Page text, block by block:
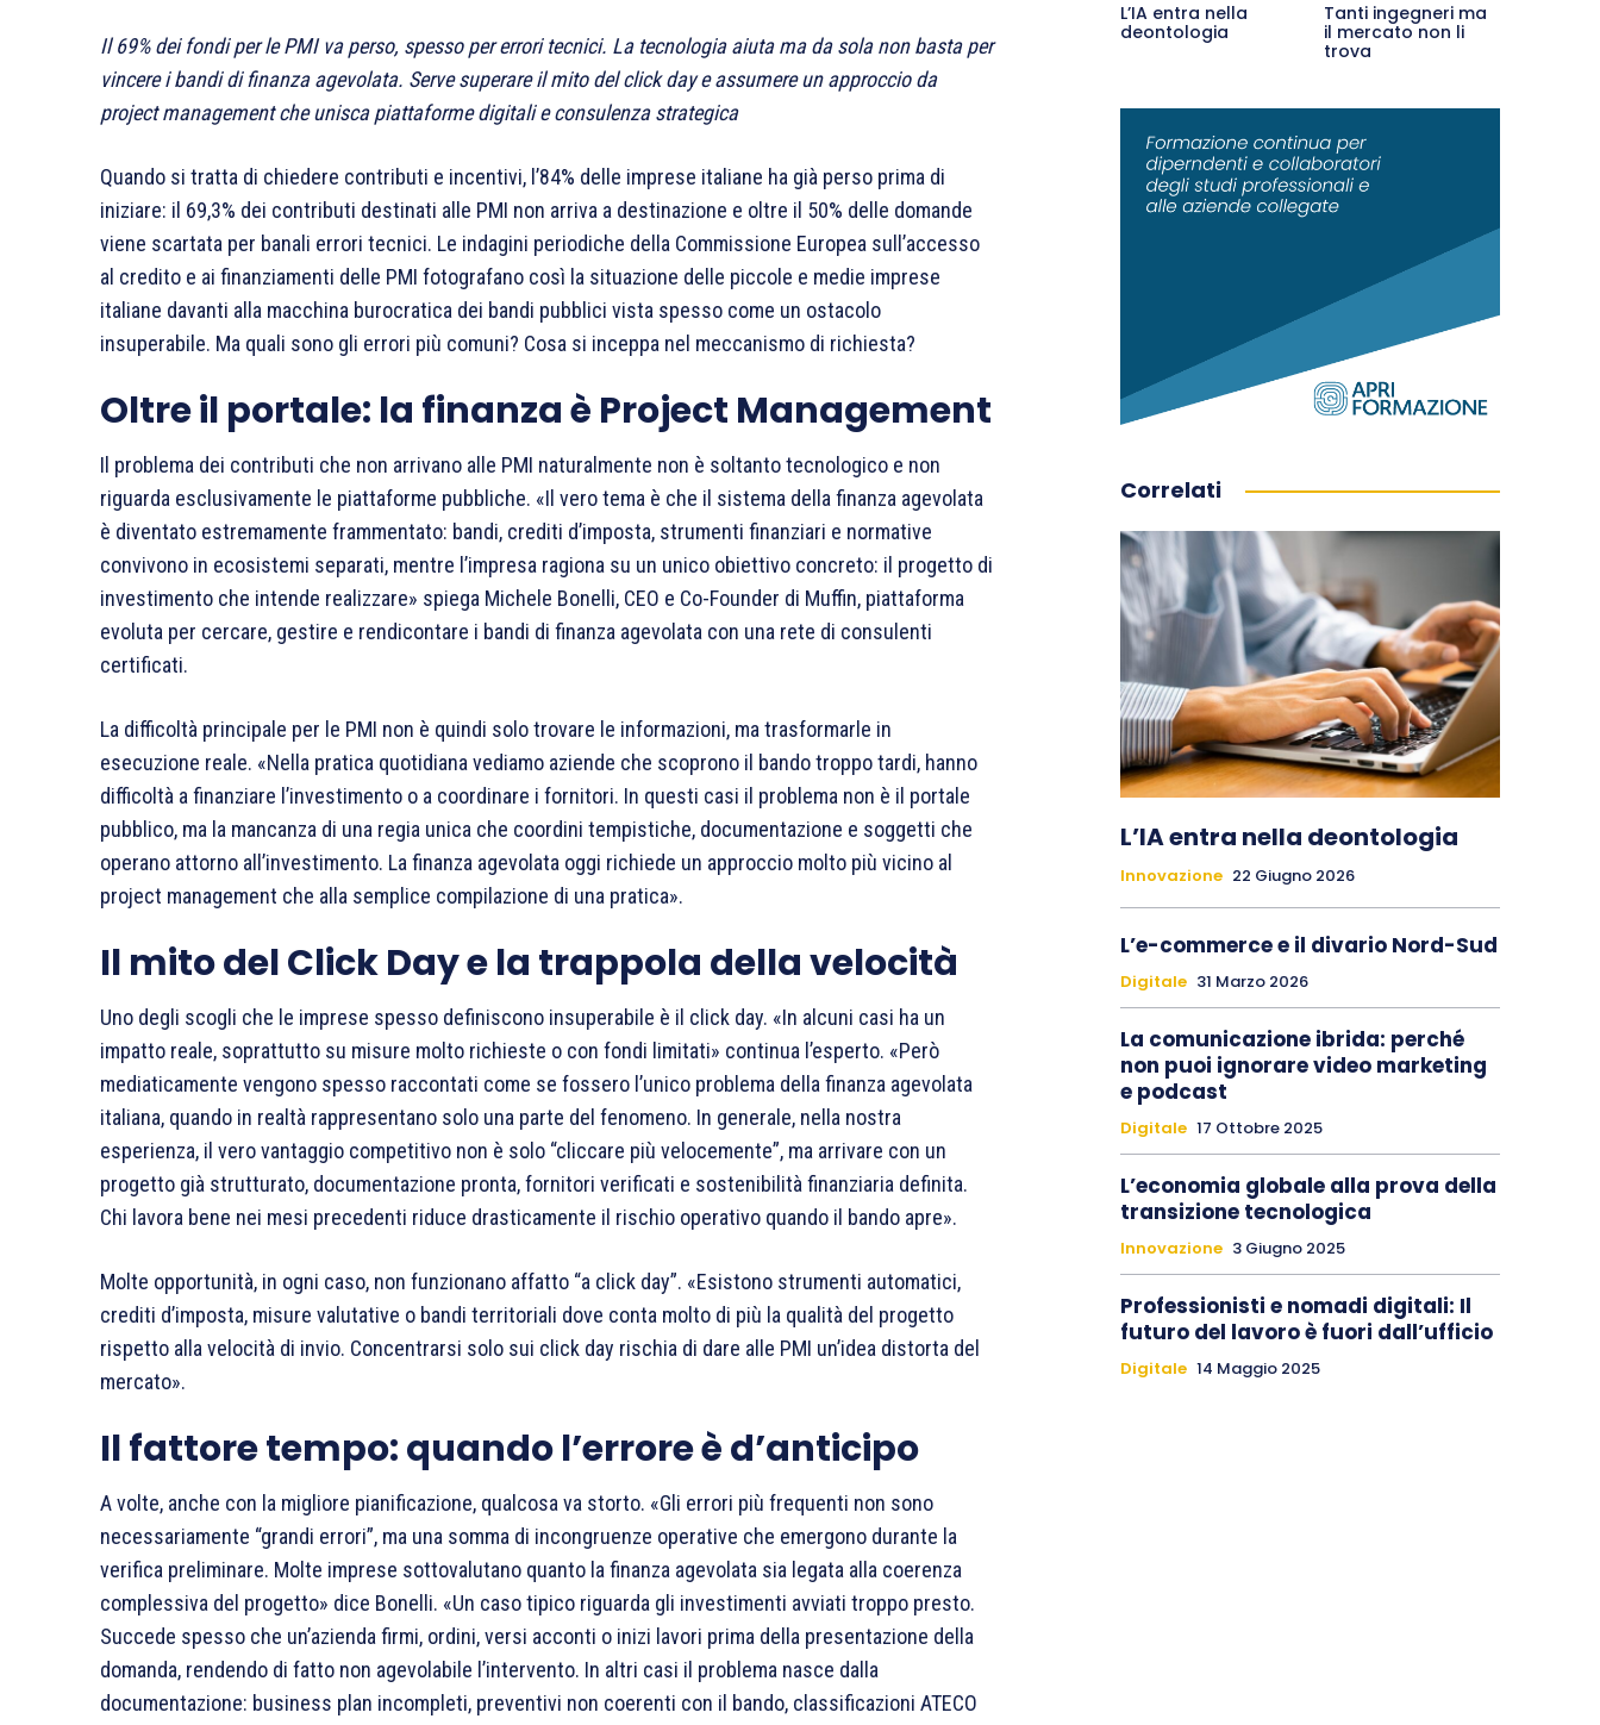
Il 69% dei fondi per le PMI va perso, spesso per errori tecnici. La tecnologia aiuta ma da sola non basta per
vincere i bandi di finanza agevolata. Serve superare il mito del click day e assumere un approccio da
project management che unisca piattaforme digitali e consulenza strategica
Quando si tratta di chiedere contributi e incentivi, l’84% delle imprese italiane ha già perso prima di
iniziare: il 69,3% dei contributi destinati alle PMI non arriva a destinazione e oltre il 50% delle domande
viene scartata per banali errori tecnici. Le indagini periodiche della Commissione Europea sull’accesso
al credito e ai finanziamenti delle PMI fotografano così la situazione delle piccole e medie imprese
italiane davanti alla macchina burocratica dei bandi pubblici vista spesso come un ostacolo
insuperabile. Ma quali sono gli errori più comuni? Cosa si inceppa nel meccanismo di richiesta?
Oltre il portale: la finanza è Project Management
Il problema dei contributi che non arrivano alle PMI naturalmente non è soltanto tecnologico e non
riguarda esclusivamente le piattaforme pubbliche. «Il vero tema è che il sistema della finanza agevolata
è diventato estremamente frammentato: bandi, crediti d’imposta, strumenti finanziari e normative
convivono in ecosistemi separati, mentre l’impresa ragiona su un unico obiettivo concreto: il progetto di
investimento che intende realizzare» spiega Michele Bonelli, CEO e Co-Founder di Muffin, piattaforma
evoluta per cercare, gestire e rendicontare i bandi di finanza agevolata con una rete di consulenti
certificati.
La difficoltà principale per le PMI non è quindi solo trovare le informazioni, ma trasformarle in
esecuzione reale. «Nella pratica quotidiana vediamo aziende che scoprono il bando troppo tardi, hanno
difficoltà a finanziare l’investimento o a coordinare i fornitori. In questi casi il problema non è il portale
pubblico, ma la mancanza di una regia unica che coordini tempistiche, documentazione e soggetti che
operano attorno all’investimento. La finanza agevolata oggi richiede un approccio molto più vicino al
project management che alla semplice compilazione di una pratica».
Il mito del Click Day e la trappola della velocità
Uno degli scogli che le imprese spesso definiscono insuperabile è il click day. «In alcuni casi ha un
impatto reale, soprattutto su misure molto richieste o con fondi limitati» continua l’esperto. «Però
mediaticamente vengono spesso raccontati come se fossero l’unico problema della finanza agevolata
italiana, quando in realtà rappresentano solo una parte del fenomeno. In generale, nella nostra
esperienza, il vero vantaggio competitivo non è solo “cliccare più velocemente”, ma arrivare con un
progetto già strutturato, documentazione pronta, fornitori verificati e sostenibilità finanziaria definita.
Chi lavora bene nei mesi precedenti riduce drasticamente il rischio operativo quando il bando apre».
Molte opportunità, in ogni caso, non funzionano affatto “a click day”. «Esistono strumenti automatici,
crediti d’imposta, misure valutative o bandi territoriali dove conta molto di più la qualità del progetto
rispetto alla velocità di invio. Concentrarsi solo sui click day rischia di dare alle PMI un’idea distorta del
mercato».
Il fattore tempo: quando l’errore è d’anticipo
A volte, anche con la migliore pianificazione, qualcosa va storto. «Gli errori più frequenti non sono
necessariamente “grandi errori”, ma una somma di incongruenze operative che emergono durante la
verifica preliminare. Molte imprese sottovalutano quanto la finanza agevolata sia legata alla coerenza
complessiva del progetto» dice Bonelli. «Un caso tipico riguarda gli investimenti avviati troppo presto.
Succede spesso che un’azienda firmi, ordini, versi acconti o inizi lavori prima della presentazione della
domanda, rendendo di fatto non agevolabile l’intervento. In altri casi il problema nasce dalla
documentazione: business plan incompleti, preventivi non coerenti con il bando, classificazioni ATECO
L’IA entra nella
deontologia
Tanti ingegneri ma
il mercato non li
trova
Correlati
L’IA entra nella deontologia
Innovazione 22 Giugno 2026
L’e-commerce e il divario Nord-Sud
Digitale 31 Marzo 2026
La comunicazione ibrida: perché
non puoi ignorare video marketing
e podcast
Digitale 17 Ottobre 2025
L’economia globale alla prova della
transizione tecnologica
Innovazione 3 Giugno 2025
Professionisti e nomadi digitali: Il
futuro del lavoro è fuori dall’ufficio
Digitale 14 Maggio 2025